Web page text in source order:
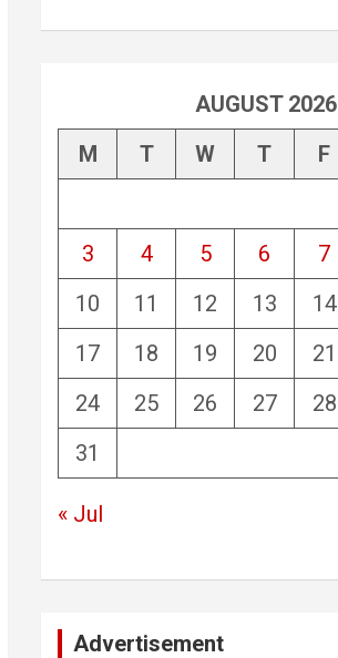
AUGUST 2026
M
T W T F
3
4 5 6 7
10
11 12 13 14
17
18 19 20 21
24
25 26 27 28
31
« Jul
Advertisement